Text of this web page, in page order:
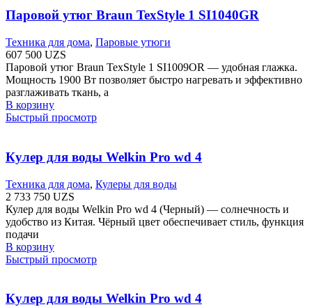
Паровой утюг Braun TexStyle 1 SI1040GR
Техника для дома, Паровые утюги
607 500 UZS
Паровой утюг Braun TexStyle 1 SI1009OR — удобная глажка.
Мощность 1900 Вт позволяет быстро нагревать и эффективно
разглаживать ткань, а
В корзину
Быстрый просмотр
Кулер для воды Welkin Pro wd 4
Техника для дома, Кулеры для воды
2 733 750 UZS
Кулер для воды Welkin Pro wd 4 (Черный) — солнечность и
удобство из Китая. Чёрный цвет обеспечивает стиль, функция
подачи
В корзину
Быстрый просмотр
Кулер для воды Welkin Pro wd 4